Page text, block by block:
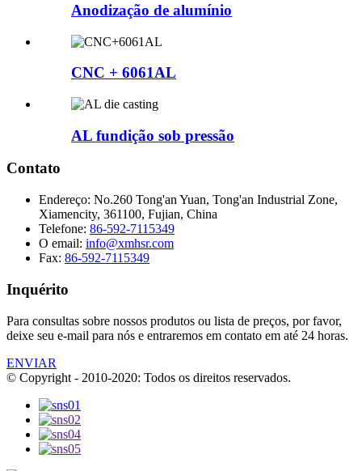
Anodização de alumínio
CNC + 6061AL
AL fundição sob pressão
Contato
Endereço: No.260 Tong'an Yuan, Tong'an Industrial Zone,
Xiamencity, 361100, Fujian, China
Telefone: 86-592-7115349
O email: info@xmhsr.com
Fax: 86-592-7115349
Inquérito
Para consultas sobre nossos produtos ou lista de preços, por favor,
deixe seu e-mail para nós e entraremos em contato em até 24 horas.
ENVIAR
© Copyright - 2010-2020: Todos os direitos reservados.